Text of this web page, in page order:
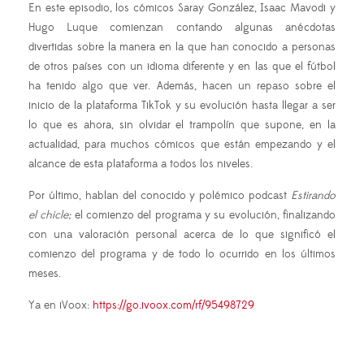
En este episodio, los cómicos Saray González, Isaac Mavodi y
Hugo Luque comienzan contando algunas anécdotas
divertidas sobre la manera en la que han conocido a personas
de otros países con un idioma diferente y en las que el fútbol
ha tenido algo que ver. Además, hacen un repaso sobre el
inicio de la plataforma TikTok y su evolución hasta llegar a ser
lo que es ahora, sin olvidar el trampolín que supone, en la
actualidad, para muchos cómicos que están empezando y el
alcance de esta plataforma a todos los niveles.
Por último, hablan del conocido y polémico podcast Estirando
el chicle;el comienzo del programa y su evolución, finalizando
con una valoración personal acerca de lo que significó el
comienzo del programa y de todo lo ocurrido en los últimos
meses.
Ya en iVoox: https://go.ivoox.com/rf/95498729